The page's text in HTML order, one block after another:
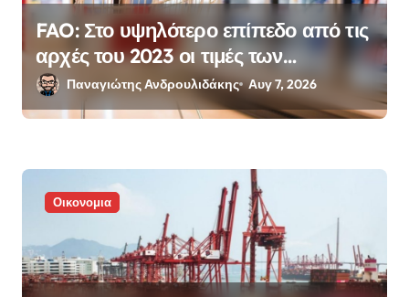
FAO: Στο υψηλότερο επίπεδο από τις
αρχές του 2023 οι τιμές των
τροφίμων
Παναγιώτης Ανδρουλιδάκης Αυγ 7, 2026
Οικονομια